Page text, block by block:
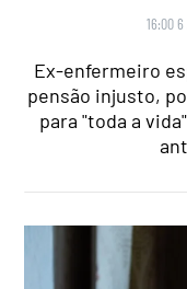
16:00
Ex-enfermeiro
pensão injusto,
para "toda a